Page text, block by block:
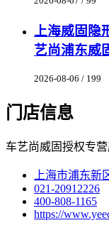
上海威固隐
艺尚浦东威
2026-08-06 / 199
门店信息
车艺尚威固授权专
上海市浦东新
021-20912226
400-808-1165
https://